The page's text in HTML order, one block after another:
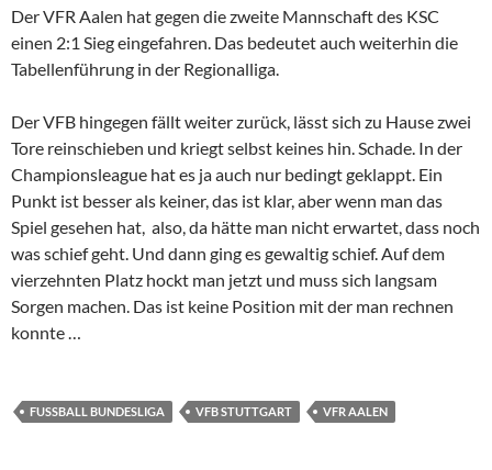
Der VFR Aalen hat gegen die zweite Mannschaft des KSC
einen 2:1 Sieg eingefahren. Das bedeutet auch weiterhin die
Tabellenführung in der Regionalliga.
Der VFB hingegen fällt weiter zurück, lässt sich zu Hause zwei
Tore reinschieben und kriegt selbst keines hin. Schade. In der
Championsleague hat es ja auch nur bedingt geklappt. Ein
Punkt ist besser als keiner, das ist klar, aber wenn man das
Spiel gesehen hat, also, da hätte man nicht erwartet, dass noch
was schief geht. Und dann ging es gewaltig schief. Auf dem
vierzehnten Platz hockt man jetzt und muss sich langsam
Sorgen machen. Das ist keine Position mit der man rechnen
konnte …
FUSSBALL BUNDESLIGA VFB STUTTGART VFR AALEN